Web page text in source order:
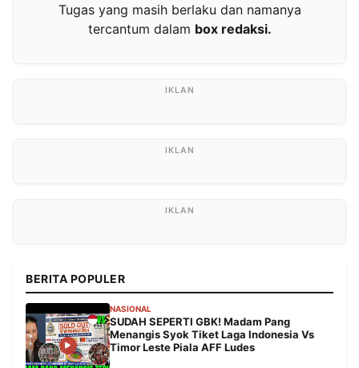
Tugas yang masih berlaku dan namanya
tercantum dalam box redaksi.
BERITA POPULER
NASIONAL
SUDAH SEPERTI GBK! Madam Pang
Menangis Syok Tiket Laga Indonesia Vs
Timor Leste Piala AFF Ludes